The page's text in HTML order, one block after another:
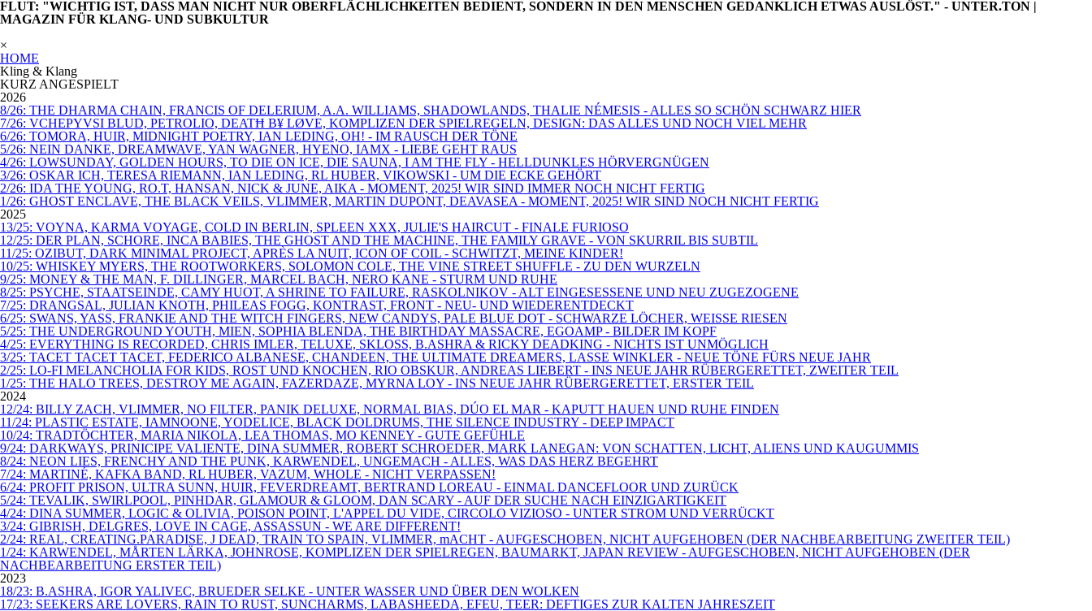
FLUT: "WICHTIG IST, DASS MAN NICHT NUR OBERFLÄCHLICHKEITEN BEDIENT, SONDERN IN DEN MENSCHEN GEDANKLICH ETWAS AUSLÖST." - UNTER.TON |
MAGAZIN FÜR KLANG- UND SUBKULTUR
×
HOME
Kling & Klang
KURZ ANGESPIELT
2026
8/26: THE DHARMA CHAIN, FRANCIS OF DELERIUM, A.A. WILLIAMS, SHADOWLANDS, THALIE NÉMESIS - ALLES SO SCHÖN SCHWARZ HIER
7/26: VCHEPYVSI BLUD, PETROLIO, DEATĦ B¥ LØVE, KOMPLIZEN DER SPIELREGELN, DESIGN: DAS ALLES UND NOCH VIEL MEHR
6/26: TOMORA, HUIR, MIDNIGHT POETRY, IAN LEDING, OH! - IM RAUSCH DER TÖNE
5/26: NEIN DANKE, DREAMWAVE, YAN WAGNER, HYENO, IAMX - LIEBE GEHT RAUS
4/26: LOWSUNDAY, GOLDEN HOURS, TO DIE ON ICE, DIE SAUNA, I AM THE FLY - HELLDUNKLES HÖRVERGNÜGEN
3/26: OSKAR ICH, TERESA RIEMANN, IAN LEDING, RL HUBER, VIKOWSKI - UM DIE ECKE GEHÖRT
2/26: IDA THE YOUNG, RO.T, HANSAN, NICK & JUNE, AIKA - MOMENT, 2025! WIR SIND IMMER NOCH NICHT FERTIG
1/26: GHOST ENCLAVE, THE BLACK VEILS, VLIMMER, MARTIN DUPONT, DEAVASEA - MOMENT, 2025! WIR SIND NOCH NICHT FERTIG
2025
13/25: VOYNA, KARMA VOYAGE, COLD IN BERLIN, SPLEEN XXX, JULIE'S HAIRCUT - FINALE FURIOSO
12/25: DER PLAN, SCHORE, INCA BABIES, THE GHOST AND THE MACHINE, THE FAMILY GRAVE - VON SKURRIL BIS SUBTIL
11/25: OZIBUT, DARK MINIMAL PROJECT, APRÈS LA NUIT, ICON OF COIL - SCHWITZT, MEINE KINDER!
10/25: WHISKEY MYERS, THE ROOTWORKERS, SOLOMON COLE, THE VINE STREET SHUFFLE - ZU DEN WURZELN
9/25: MONEY & THE MAN, F. DILLINGER, MARCEL BACH, NERO KANE - STURM UND RUHE
8/25: PSYCHE, STAATSEINDE, CAMY HUOT, A SHRINE TO FAILURE, RASKOLNIKOV - ALT EINGESESSENE UND NEU ZUGEZOGENE
7/25: DRANGSAL, JULIAN KNOTH, PHILEAS FOGG, KONTRAST, FRONT - NEU- UND WIEDERENTDECKT
6/25: SWANS, YASS, FRANKIE AND THE WITCH FINGERS, NEW CANDYS, PALE BLUE DOT - SCHWARZE LÖCHER, WEISSE RIESEN
5/25: THE UNDERGROUND YOUTH, MIEN, SOPHIA BLENDA, THE BIRTHDAY MASSACRE, EGOAMP - BILDER IM KOPF
4/25: EVERYTHING IS RECORDED, CHRIS IMLER, TELUXE, SKLOSS, B.ASHRA & RICKY DEADKING - NICHTS IST UNMÖGLICH
3/25: TACET TACET TACET, FEDERICO ALBANESE, CHANDEEN, THE ULTIMATE DREAMERS, LASSE WINKLER - NEUE TÖNE FÜRS NEUE JAHR
2/25: LO-FI MELANCHOLIA FOR KIDS, ROST UND KNOCHEN, RIO OBSKUR, ANDREAS LIEBERT - INS NEUE JAHR RÜBERGERETTET, ZWEITER TEIL
1/25: THE HALO TREES, DESTROY ME AGAIN, FAZERDAZE, MYRNA LOY - INS NEUE JAHR RÜBERGERETTET, ERSTER TEIL
2024
12/24: BILLY ZACH, VLIMMER, NO FILTER, PANIK DELUXE, NORMAL BIAS, DÚO EL MAR - KAPUTT HAUEN UND RUHE FINDEN
11/24: PLASTIC ESTATE, IAMNOONE, YODELICE, BLACK DOLDRUMS, THE SILENCE INDUSTRY - DEEP IMPACT
10/24: TRADTÖCHTER, MARIA NIKOLA, LEA THOMAS, MO KENNEY - GUTE GEFÜHLE
9/24: DARKWAYS, PRINICIPE VALIENTE, DINA SUMMER, ROBERT SCHROEDER, MARK LANEGAN: VON SCHATTEN, LICHT, ALIENS UND KAUGUMMIS
8/24: NEON LIES, FRENCHY AND THE PUNK, KARWENDEL, UNGEMACH - ALLES, WAS DAS HERZ BEGEHRT
7/24: MARTINÉ, KAFKA BAND, RL HUBER, VAZUM, WHOLE - NICHT VERPASSEN!
6/24: PROFIT PRISON, ULTRA SUNN, HUIR, FEVERDREAMT, BERTRAND LOREAU - EINMAL DANCEFLOOR UND ZURÜCK
5/24: TEVALIK, SWIRLPOOL, PINHDAR, GLAMOUR & GLOOM, DAN SCARY - AUF DER SUCHE NACH EINZIGARTIGKEIT
4/24: DINA SUMMER, LOGIC & OLIVIA, POISON POINT, L'APPEL DU VIDE, CIRCOLO VIZIOSO - UNTER STROM UND VERRÜCKT
3/24: GIBRISH, DELGRES, LOVE IN CAGE, ASSASSUN - WE ARE DIFFERENT!
2/24: REAL, CREATING.PARADISE, J DEAD, TRAIN TO SPAIN, VLIMMER, mACHT - AUFGESCHOBEN, NICHT AUFGEHOBEN (DER NACHBEARBEITUNG ZWEITER TEIL)
1/24: KARWENDEL, MÅRTEN LÄRKA, JOHNROSE, KOMPLIZEN DER SPIELREGEN, BAUMARKT, JAPAN REVIEW - AUFGESCHOBEN, NICHT AUFGEHOBEN (DER
NACHBEARBEITUNG ERSTER TEIL)
2023
18/23: B.ASHRA, IGOR YALIVEC, BRUEDER SELKE - UNTER WASSER UND ÜBER DEN WOLKEN
17/23: SEEKERS ARE LOVERS, RAIN TO RUST, SUNCHARMS, LABASHEEDA, EFEU, TEER: DEFTIGES ZUR KALTEN JAHRESZEIT